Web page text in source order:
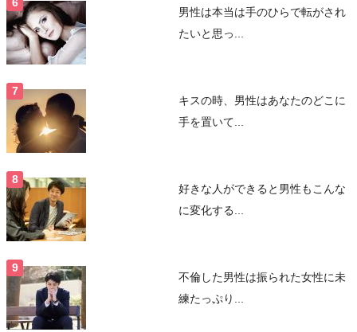
男性は本当は手のひらで転がされ
たいと思っ...
キスの時、男性はあなたのどこに
手を置いて...
好きな人ができると男性もこんな
に変化する...
不倫した男性は振られた女性に未
練たっぷり...